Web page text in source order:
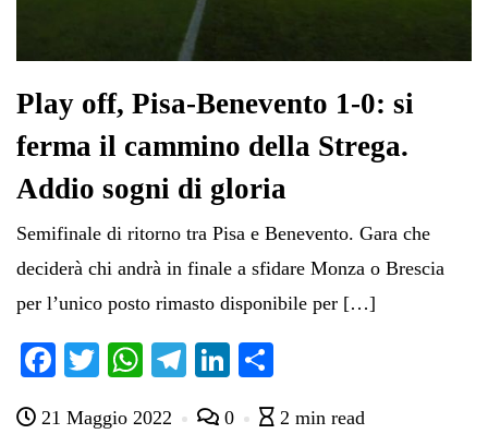
Play off, Pisa-Benevento 1-0: si
ferma il cammino della Strega.
Addio sogni di gloria
Semifinale di ritorno tra Pisa e Benevento. Gara che
deciderà chi andrà in finale a sfidare Monza o Brescia
per l’unico posto rimasto disponibile per […]
Fa
bo
T
tte
W
ts
Te
gr
Li
ed di
21 Maggio 2022 0 2 min read